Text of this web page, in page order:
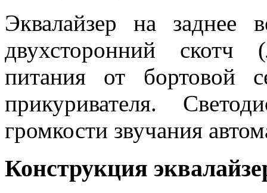
Эквалайзер на заднее
двухсторонний скотч
питания от бортовой
прикуривателя.
громкости звучания
Конструкция